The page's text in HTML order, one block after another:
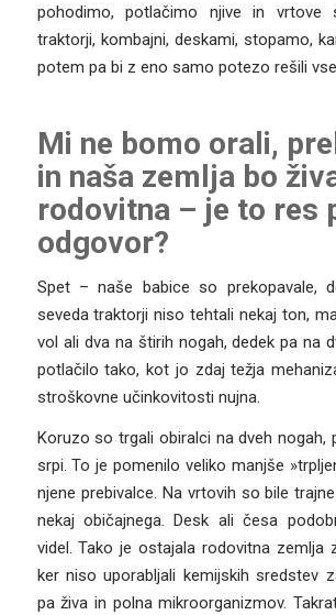
pohodimo, potlačimo njive in vrtove
traktorji, kombajni, deskami, stopamo,
potem pa bi z eno samo potezo rešili
Mi ne bomo orali,
in naša zemlja bo
rodovitna – je to res
odgovor?
Spet – naše babice so prekopavale,
seveda traktorji niso tehtali nekaj ton,
vol ali dva na štirih nogah, dedek pa na
potlačilo tako, kot jo zdaj težja
stroškovne učinkovitosti nujna.
Koruzo so trgali obiralci na dveh nogah,
srpi. To je pomenilo veliko manjše
njene prebivalce. Na vrtovih so bile
nekaj običajnega. Desk ali česa
videl. Tako je ostajala rodovitna zemlja
ker niso uporabljali kemijskih sredstev
pa živa in polna mikroorganizmov.